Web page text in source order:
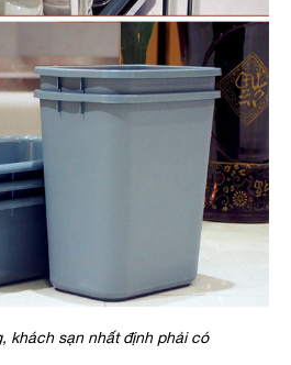
khách sạn nhất định phải có